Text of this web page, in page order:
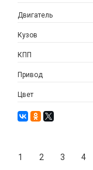
Двигатель
Кузов
КПП
Привод
Цвет
1 2 3 4